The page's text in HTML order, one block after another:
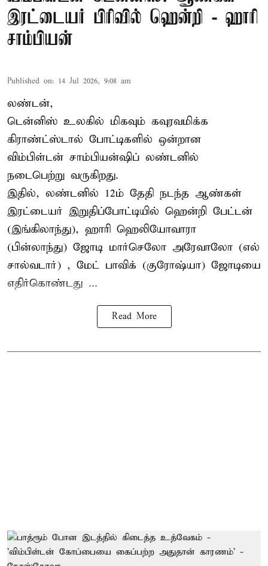
இரட்டையர் பிரிவில் ஹென்றி - ஹாரி
சாம்பியன்
Published on: 14 Jul 2026, 9:08 am
லண்டன்,
டென்னிஸ் உலகில் மிகவும் கவுரவமிக்க
கிராண்ட்ஸ்டால் போட்டிகளில் ஒன்றான
விம்பிள்டன் சாம்பியன்ஷிப் லண்டனில்
நடைபெற்று வருகிறது.
இதில், லண்டனில் 12ம் தேதி நடந்த ஆண்கள்
இரட்டையர் இறுதிப்போட்டியில் ஹென்றி பேட்டன்
(இங்கிலாந்து), ஹாரி ஹெலியோவாரா
(பின்லாந்து) ஜோடி மார்செலோ அரேவாலோ (எல்
சால்வடார்) , மேட் பாவிக் (குரோஷ்யா) ஜோடியை
எதிர்கொண்டது ...
Read More